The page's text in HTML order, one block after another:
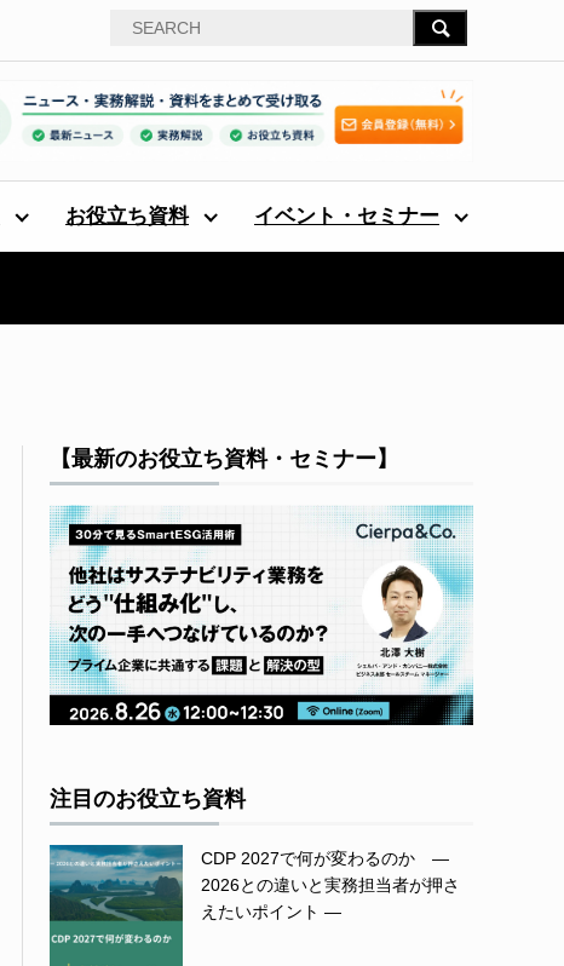
お役立ち資料 イベント・セミナー
【最新のお役立ち資料・セミナー】
注目のお役立ち資料
CDP 2027で何が変わるのか ―
2026との違いと実務担当者が押さ
えたいポイント ―